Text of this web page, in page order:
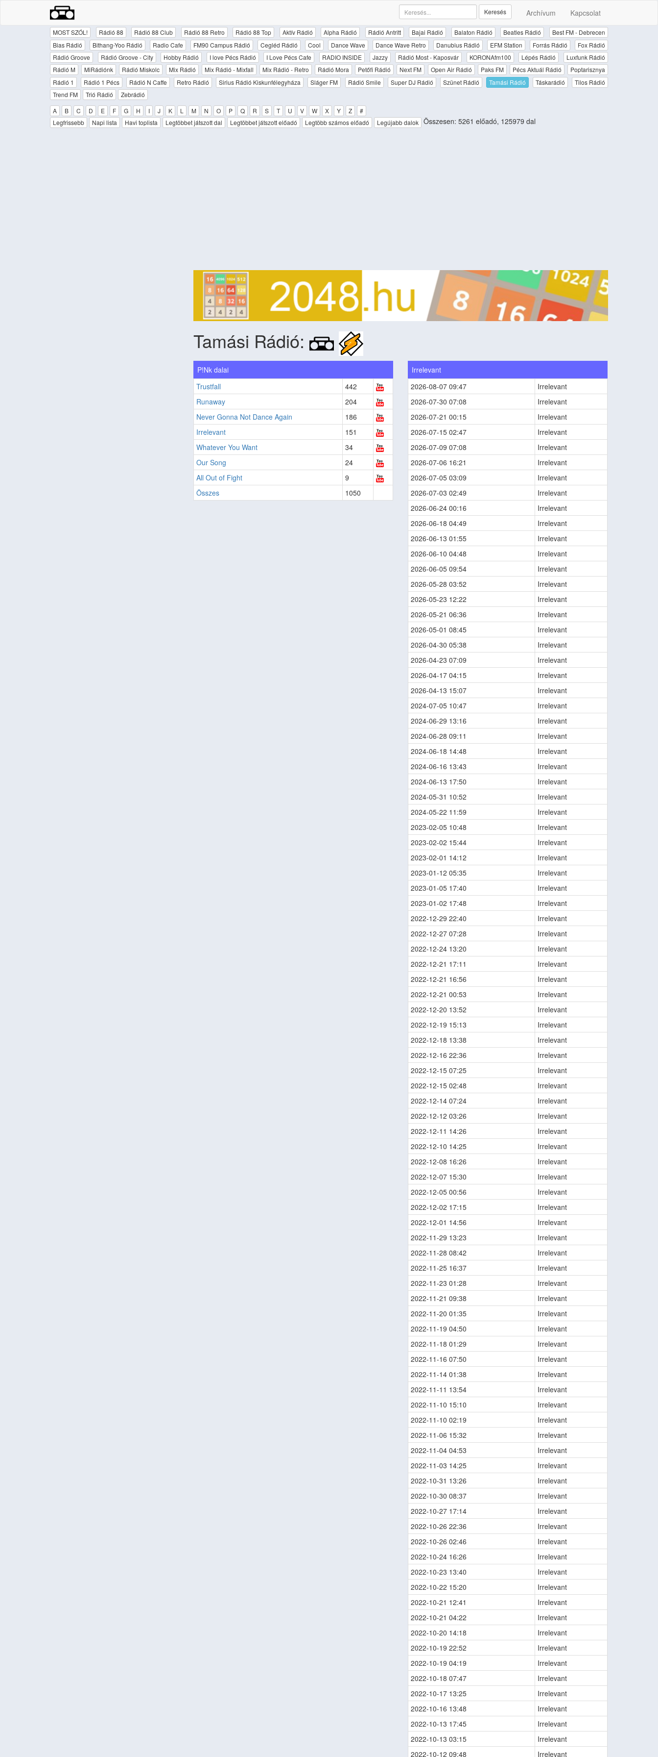
Archívum Kapcsolat
Keresés
MOST SZÓL! Rádió 88 Rádió 88 Club Rádió 88 Retro Rádió 88 Top Aktív Rádió Alpha Rádió Rádió Antritt Bajai Rádió Balaton Rádió Beatles Rádió
Best FM - Debrecen
Bias Rádió
Bithang-Yoo Rádió Radio Cafe FM90 Campus Rádió Cegléd Rádió Cool Dance Wave Dance Wave Retro Danubius Rádió EFM Station Forrás Rádió
Fox Rádió
Rádió Groove
Rádió Groove - City Hobby Rádió I love Pécs Rádió I Love Pécs Cafe RADIO INSIDE Jazzy Rádió Most - Kaposvár KORONAfm100 Lépés Rádió
Luxfunk Rádió
Rádió M
MiRádiónk Rádió Miskolc Mix Rádió Mix Rádió - Mixfall Mix Rádió - Retro Rádió Mora Petőfi Rádió Next FM Open Air Rádió Paks FM Pécs Aktuál Rádió
Poptarisznya
Rádió 1
Rádió 1 Pécs Rádió N Caffe Retro Rádió Sirius Rádió Kiskunfélegyháza Sláger FM Rádió Smile Super DJ Rádió Szünet Rádió Tamási Rádió Táskarádió
Tilos Rádió
Trend FM
Trió Rádió
Zebrádió
A
B C D E F G H I J K L M N O P Q R S T U V W X Y Z
#
Legfrissebb
Napi lista Havi toplista Legtöbbet játszott dal Legtöbbet játszott előadó Legtöbb számos előadó Legújabb dalok Összesen: 5261 előadó, 125979 dal
Tamási Rádió:
P!Nk dalai
Trustfall
442
Runaway
204
Never Gonna Not Dance Again
186
Irrelevant
151
Whatever You Want
34
Our Song
24
All Out of Fight
9
Összes
1050
Irrelevant
2026-08-07 09:47
Irrelevant
2026-07-30 07:08
Irrelevant
2026-07-21 00:15
Irrelevant
2026-07-15 02:47
Irrelevant
2026-07-09 07:08
Irrelevant
2026-07-06 16:21
Irrelevant
2026-07-05 03:09
Irrelevant
2026-07-03 02:49
Irrelevant
2026-06-24 00:16
Irrelevant
2026-06-18 04:49
Irrelevant
2026-06-13 01:55
Irrelevant
2026-06-10 04:48
Irrelevant
2026-06-05 09:54
Irrelevant
2026-05-28 03:52
Irrelevant
2026-05-23 12:22
Irrelevant
2026-05-21 06:36
Irrelevant
2026-05-01 08:45
Irrelevant
2026-04-30 05:38
Irrelevant
2026-04-23 07:09
Irrelevant
2026-04-17 04:15
Irrelevant
2026-04-13 15:07
Irrelevant
2024-07-05 10:47
Irrelevant
2024-06-29 13:16
Irrelevant
2024-06-28 09:11
Irrelevant
2024-06-18 14:48
Irrelevant
2024-06-16 13:43
Irrelevant
2024-06-13 17:50
Irrelevant
2024-05-31 10:52
Irrelevant
2024-05-22 11:59
Irrelevant
2023-02-05 10:48
Irrelevant
2023-02-02 15:44
Irrelevant
2023-02-01 14:12
Irrelevant
2023-01-12 05:35
Irrelevant
2023-01-05 17:40
Irrelevant
2023-01-02 17:48
Irrelevant
2022-12-29 22:40
Irrelevant
2022-12-27 07:28
Irrelevant
2022-12-24 13:20
Irrelevant
2022-12-21 17:11
Irrelevant
2022-12-21 16:56
Irrelevant
2022-12-21 00:53
Irrelevant
2022-12-20 13:52
Irrelevant
2022-12-19 15:13
Irrelevant
2022-12-18 13:38
Irrelevant
2022-12-16 22:36
Irrelevant
2022-12-15 07:25
Irrelevant
2022-12-15 02:48
Irrelevant
2022-12-14 07:24
Irrelevant
2022-12-12 03:26
Irrelevant
2022-12-11 14:26
Irrelevant
2022-12-10 14:25
Irrelevant
2022-12-08 16:26
Irrelevant
2022-12-07 15:30
Irrelevant
2022-12-05 00:56
Irrelevant
2022-12-02 17:15
Irrelevant
2022-12-01 14:56
Irrelevant
2022-11-29 13:23
Irrelevant
2022-11-28 08:42
Irrelevant
2022-11-25 16:37
Irrelevant
2022-11-23 01:28
Irrelevant
2022-11-21 09:38
Irrelevant
2022-11-20 01:35
Irrelevant
2022-11-19 04:50
Irrelevant
2022-11-18 01:29
Irrelevant
2022-11-16 07:50
Irrelevant
2022-11-14 01:38
Irrelevant
2022-11-11 13:54
Irrelevant
2022-11-10 15:10
Irrelevant
2022-11-10 02:19
Irrelevant
2022-11-06 15:32
Irrelevant
2022-11-04 04:53
Irrelevant
2022-11-03 14:25
Irrelevant
2022-10-31 13:26
Irrelevant
2022-10-30 08:37
Irrelevant
2022-10-27 17:14
Irrelevant
2022-10-26 22:36
Irrelevant
2022-10-26 02:46
Irrelevant
2022-10-24 16:26
Irrelevant
2022-10-23 13:40
Irrelevant
2022-10-22 15:20
Irrelevant
2022-10-21 12:41
Irrelevant
2022-10-21 04:22
Irrelevant
2022-10-20 14:18
Irrelevant
2022-10-19 22:52
Irrelevant
2022-10-19 04:19
Irrelevant
2022-10-18 07:47
Irrelevant
2022-10-17 13:25
Irrelevant
2022-10-16 13:48
Irrelevant
2022-10-13 17:45
Irrelevant
2022-10-13 03:15
Irrelevant
2022-10-12 09:48
Irrelevant